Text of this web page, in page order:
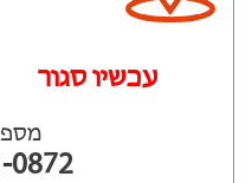
עכשיו סגור
0872